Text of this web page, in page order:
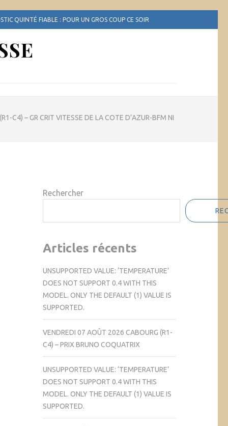
QUINTÉ FIABLE : POUR UN GROS COUP CE SOIR
C4) – GR CRIT VITESSE DE LA COTE D’AZUR-BFM NI
Rechercher
Articles récents
UNSUPPORTED VALUE: ‘TEMPERATURE’
DOES NOT SUPPORT 0.4 WITH THIS
MODEL. ONLY THE DEFAULT (1) VALUE IS
SUPPORTED.
VENDREDI 07 AOÛT 2026 CABOURG (R1-
C4) – PRIX BRUNO COQUATRIX
UNSUPPORTED VALUE: ‘TEMPERATURE’
DOES NOT SUPPORT 0.4 WITH THIS
MODEL. ONLY THE DEFAULT (1) VALUE IS
SUPPORTED.